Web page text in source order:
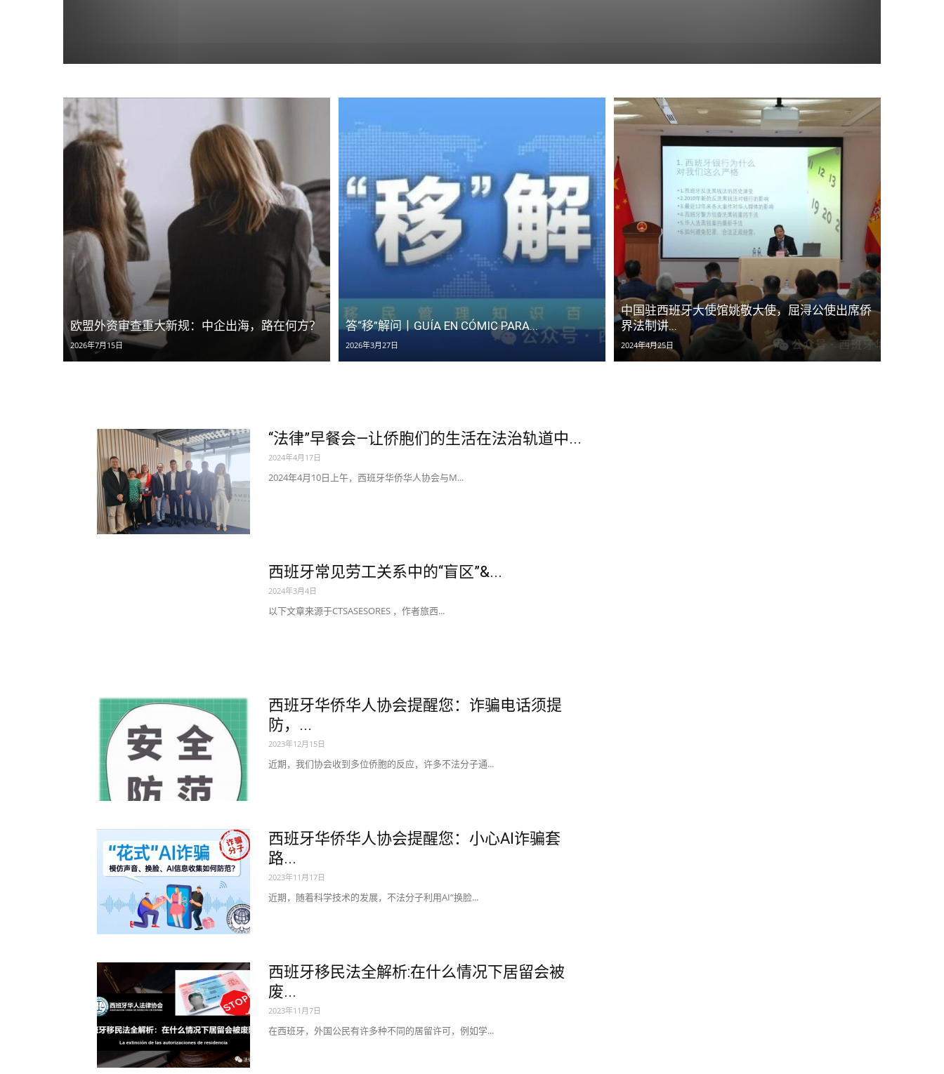
欧盟外资审查重大新规：中企出海，路在何方？
2026年7月15日
答“移”解问丨GUÍA EN CÓMIC PARA...
2026年3月27日
中国驻西班牙大使馆姚敬大使，屈浔公使出席侨
界法制讲...
2024年4月25日
“法律”早餐会—让侨胞们的生活在法治轨道中...
2024年4月17日
2024年4月10日上午，西班牙华侨华人协会与M...
西班牙常见劳工关系中的“盲区”&...
2024年3月4日
以下文章来源于CTSASESORES ，作者旅西...
西班牙华侨华人协会提醒您：诈骗电话须提
防，...
2023年12月15日
近期，我们协会收到多位侨胞的反应，许多不法分子通...
西班牙华侨华人协会提醒您：小心AI诈骗套
路...
2023年11月17日
近期，随着科学技术的发展，不法分子利用AI“换脸...
西班牙移民法全解析:在什么情况下居留会被
废...
2023年11月7日
在西班牙，外国公民有许多种不同的居留许可，例如学...